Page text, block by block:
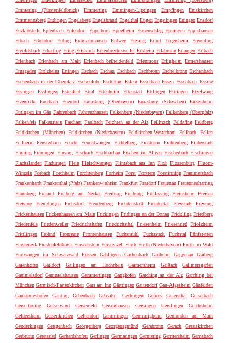
Emmering (Fürstenfeldbruck)
Emmerting Emmingen-Liptingen Empfingen
Emskirchen
Emtmannsberg Endingen Engelsberg Engelsbrand Engelthal Engen Engstingen Eningen Ensdorf
Enzklösterle Epfenbach Epfendorf Eppelborn Eppelheim Eppenschlag Eppingen Eppishausen
Erbach
Erbendorf Erding Erdmannhausen Erdweg Eresing Erfurt Ergersheim
Ergolding
Ergoldsbach Erharting Ering Eriskirch Erkenbrechtsweiler Erkheim Erlabrunn Erlangen Erlbach
Erlenbach Erlenbach am Main Erlenbach beiheidenfeld Erlenmoos Erligheim
Ermershausen
Ernsgaden Erolzheim Ertingen Eschach Eschau Eschbach Eschbronn Eschelbronn Eschenbach
Eschenbach in der Oberpfalz Eschenlohe Eschlkam Eslarn Esselbach Essen Essenbach Essing
Essingen
Esslingen Estenfeld Ettal Ettenheim Ettenstatt Ettlingen Ettringen
Etzelwang
Etzenricht
Euerbach Euerdorf Eurasburg (Oberbayern) Eurasburg (Schwaben)
Eußenheim
Eutingen im Gäu Fahrenbach Fahrenzhausen Falkenberg (Niederbayern) Falkenberg (Oberpfalz)
Falkenfels Falkenstein Farchant Faulbach Feichten an der Alz Feilitzsch Feldafing Feldberg
Feldkirchen (München)
Feldkirchen (Niederbayern) Feldkirchen-Westerham Fellbach
Fellen
Fellheim
Fensterbach Feucht Feuchtwangen Fichtelberg Fichtenau Fichtenberg
Filderstadt
Finning Finningen Finsing Fischach Fischbachau Fischen im Allgäu Fischerbach Fischingen
Flachslanden Fladungen Flein Fleischwangen Flintsbach am Inn Floß Flossenbürg Fluorn-
Winzeln Forbach Forchheim Forchtenberg Forheim Forst Forstern Forstinning Frammersbach
Frankenhardt Frankenthal (Pfalz) Frankenwinheim Frankfurt Frasdorf Frauenau Frauenneuharting
Fraunberg Freiamt Freiberg am Neckar Freiburg Freihung Freilassing Freinsheim
Freisen
Freising
Fremdingen Frensdorf Freudenberg Freudenstadt Freudental Freystadt
Freyung
Frickenhausen Frickenhausen am Main Frickingen Fridingen an der Donau Fridolfing Friedberg
Friedenfels Friedenweiler Friedrichshafen Friedrichsthal Friesenheim Friesenried Friolzheim
Frittlingen
Fröhnd Fronreute Frontenhausen Fuchsmühl Fuchsstadt Fuchstal
Fünfstetten
Fürsteneck Fürstenfeldbruck Fürstenstein Fürstenzell Fürth Furth (Niederbayern) Furth im Wald
Furtwangen im Schwarzwald
Füssen Gablingen Gachenbach Gädheim Gaggenau
Gaiberg
Gaienhofen
Gaildorf Gailingen am Hochrhein Gaimersheim Gaißach
Gallmersgarten
Gammelsdorf Gammelshausen Gammertingen Gangkofen Garching an der Alz Garching bei
München Garmisch-Partenkirchen Gars am Inn Gärtringen Gattendorf Gau-Algesheim Gäufelden
Gaukönigshofen
Gauting Gebenbach Gebsattel Gechingen Gefrees Geiersthal
Geiselbach
Geiselhöring
Geiselwind Geisenfeld Geisenhausen Geisingen Geislingen
Gelchsheim
Geldersheim
Gelsenkirchen Geltendorf Gemmingen Gemmrigheim
Gemünden am Main
Genderkingen
Gengenbach Georgenberg Georgensgmünd Gerabronn Gerach
Geratskirchen
Gerbrunn Geretsried Gerhardshofen Gerlingen Germaringen Germering Germersheim Gernsbach